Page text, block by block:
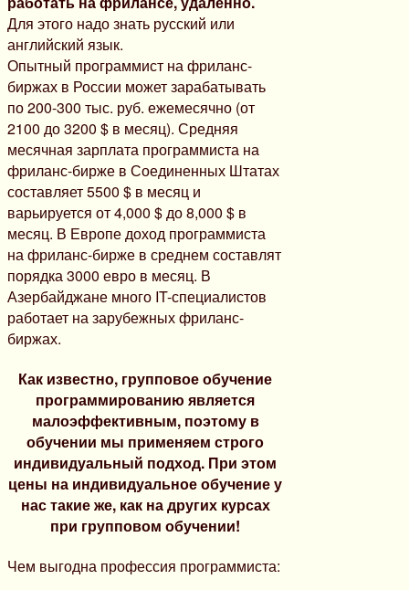
Для этого надо знать русский или
английский язык.
Опытный программист на фриланс-
биржах в России может зарабатывать
по 200-300 тыс. руб. ежемесячно (от
2100 до 3200 $ в месяц). Средняя
месячная зарплата программиста на
фриланс-бирже в Соединенных Штатах
составляет 5500 $ в месяц и
варьируется от 4,000 $ до 8,000 $ в
месяц. В Европе доход программиста
на фриланс-бирже в среднем составлят
порядка 3000 евро в месяц. В
Азербайджане много IT-специалистов
работает на зарубежных фриланс-
биржах.
Как известно, групповое обучение
программированию является
малоэффективным, поэтому в
обучении мы применяем строго
индивидуальный подход. При этом
цены на индивидуальное обучение у
нас такие же, как на других курсах
при групповом обучении!
Чем выгодна профессия программиста: